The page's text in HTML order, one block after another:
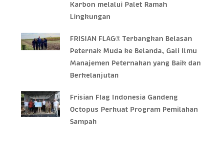
Karbon melalui Palet Ramah
Lingkungan
FRISIAN FLAG® Terbangkan Belasan
Peternak Muda ke Belanda, Gali Ilmu
Manajemen Peternakan yang Baik dan
Berkelanjutan
Frisian Flag Indonesia Gandeng
Octopus Perkuat Program Pemilahan
Sampah